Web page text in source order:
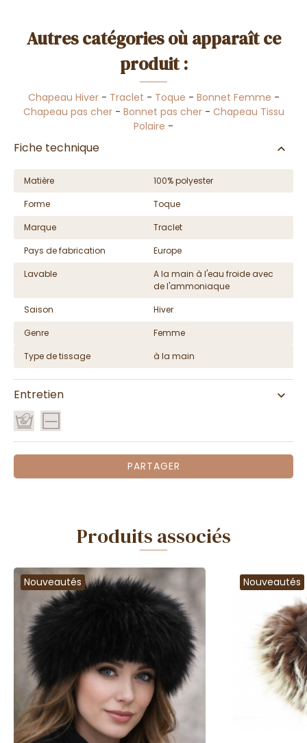
Autres catégories où apparaît ce
produit :
Chapeau Hiver- Traclet - Toque - Bonnet Femme -
Chapeau pas cher- Bonnet pas cher- Chapeau Tissu
Polaire -
Fiche technique
Matière
100% polyester
Forme
Toque
Marque
Traclet
Pays de fabrication
Europe
Lavable
A la main à l'eau froide avec
de l'ammoniaque
Saison
Hiver
Genre
Femme
Type de tissage
à la main
Entretien
PARTAGER
Produits associés
Nouveautés Nouveautés